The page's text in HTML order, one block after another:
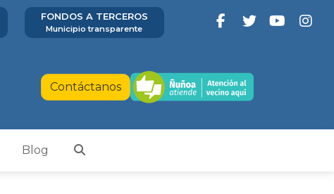
FONDOS A TERCEROS
Municipio transparente
Contáctanos
Blog